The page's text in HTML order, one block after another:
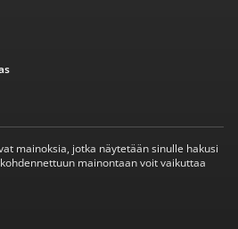
mainoksia, jotka näytetään sinulle hakusi
mainontaan voit vaikuttaa